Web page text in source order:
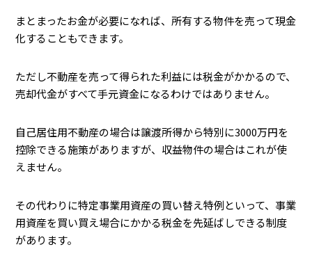
まとまったお金が必要になれば、所有する物件を売って現金
化することもできます。
ただし不動産を売って得られた利益には税金がかかるので、
売却代金がすべて手元資金になるわけではありません。
自己居住用不動産の場合は譲渡所得から特別に3000万円を
控除できる施策がありますが、収益物件の場合はこれが使
えません。
その代わりに特定事業用資産の買い替え特例といって、事業
用資産を買い買え場合にかかる税金を先延ばしできる制度
があります。